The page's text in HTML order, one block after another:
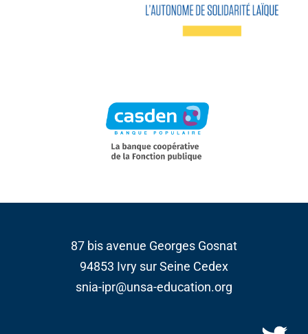
87 bis avenue Georges Gosnat
94853 Ivry sur Seine Cedex
snia-ipr@unsa-education.org